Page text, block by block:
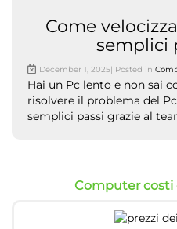
Come
semplici
December 1, 2025| Posted in
Hai un Pc lento e non sai
risolvere il problema del
semplici passi grazie al
Computer costi